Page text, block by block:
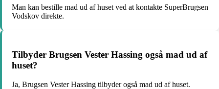
Man kan bestille mad ud af huset ved at kontakte SuperBrugsen
Vodskov direkte.
Tilbyder Brugsen Vester Hassing også mad ud af
huset?
Ja, Brugsen Vester Hassing tilbyder også mad ud af huset.